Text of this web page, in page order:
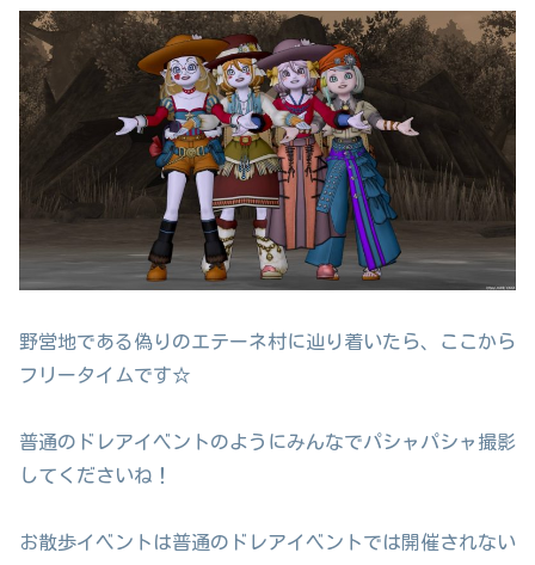
野営地である偽りのエテーネ村に辿り着いたら、ここから
フリータイムです☆
普通のドレアイベントのようにみんなでパシャパシャ撮影
してくださいね！
お散歩イベントは普通のドレアイベントでは開催されない